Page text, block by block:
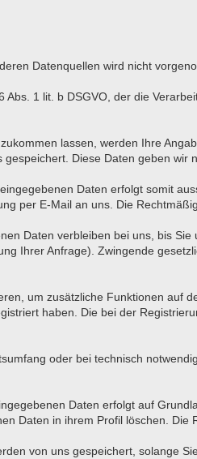
Datenquellen wird nicht
1 lit. b DSGVO, der die
lassen, werden Ihre
Diese Daten geben wir
Daten erfolgt somit
per E-Mail an uns. Die
Daten verbleiben bei uns, bis
Ihrer Anfrage). Zwingende
um zusätzliche Funktionen auf
haben. Die bei der
oder bei technisch
Daten erfolgt auf
Daten in ihrem Profil löschen.
von uns gespeichert, solange